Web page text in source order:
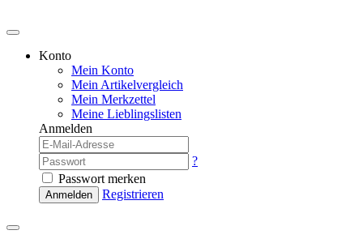
Konto
Mein Konto
Mein Artikelvergleich
Mein Merkzettel
Meine Lieblingslisten
Anmelden
?
Passwort merken
Anmelden Registrieren